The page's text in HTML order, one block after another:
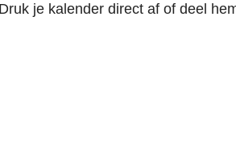
je kalender direct af of deel